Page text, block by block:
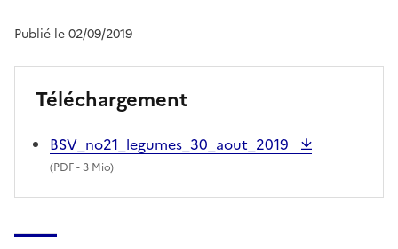
Publié le 02/09/2019
Téléchargement
BSV_no21_legumes_30_aout_2019
(PDF- 3 Mio)